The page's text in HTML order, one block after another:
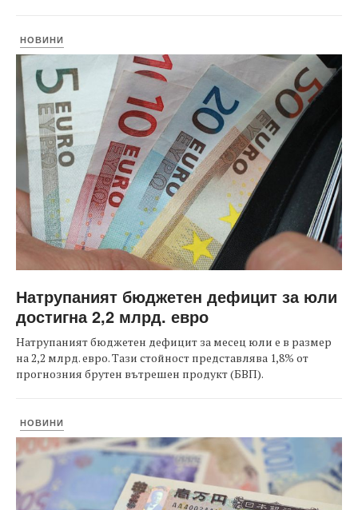
НОВИНИ
Натрупаният бюджетен дефицит за юли
достигна 2,2 млрд. евро
Натрупаният бюджетен дефицит за месец юли е в размер
на 2,2 млрд. евро. Тази стойност представлява 1,8% от
прогнозния брутен вътрешен продукт (БВП).
НОВИНИ